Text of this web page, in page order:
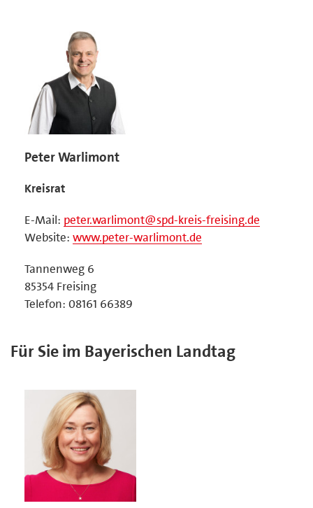
Peter Warlimont
Kreisrat
E-Mail: peter.warlimont@spd-kreis-freising.de
Website: www.peter-warlimont.de
Tannenweg 6
85354 Freising
Telefon: 08161 66389
Für Sie im Bayerischen Landtag